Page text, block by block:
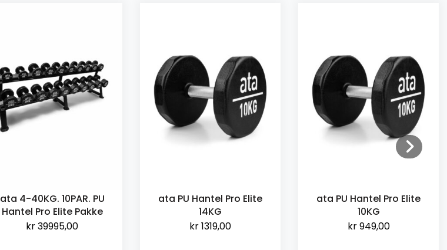
ata 4-40KG. 10PAR. PU
Hantel Pro Elite Pakke
kr39995,00
ata PU Hantel Pro Elite
14KG
kr1319,00
ata PU Hantel Pro Elite
10KG
kr949,00